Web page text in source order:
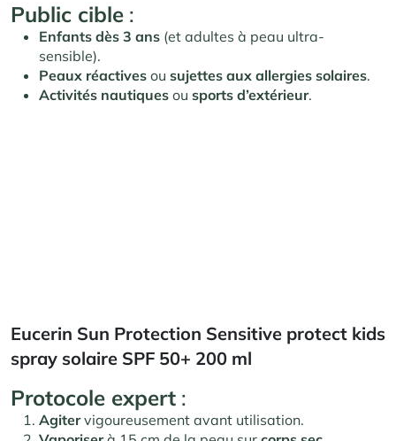
Public cible :
Enfants dès 3 ans (et adultes à peau ultra-
sensible).
Peaux réactives ou sujettes aux allergies solaires.
Activités nautiques ou sports d’extérieur.
Eucerin Sun Protection Sensitive protect kids
spray solaire SPF 50+ 200 ml
Protocole expert :
Agitervigoureusement avant utilisation.